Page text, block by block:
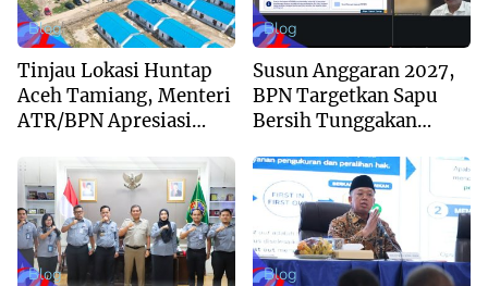
Blog
Tinjau Lokasi Huntap
Aceh Tamiang, Menteri
ATR/BPN Apresiasi
Buddha Tzu Chi dan
Aguan
Blog
Susun Anggaran 2027,
BPN Targetkan Sapu
Bersih Tunggakan
Kepastian Waktu
Layanan
Blog Blog